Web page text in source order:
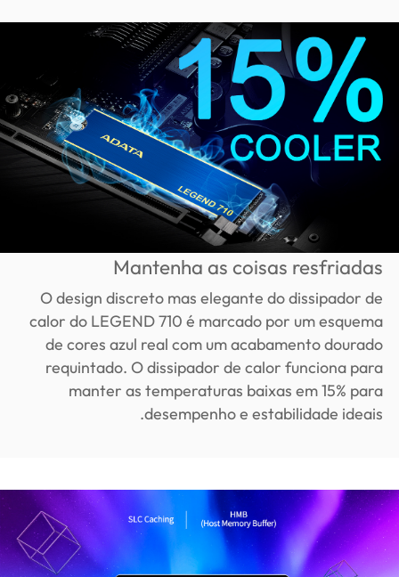
Mantenha as coisas resfriadas
O design discreto mas elegante do dissipador de
calor do LEGEND 710 é marcado por um esquema
de cores azul real com um acabamento dourado
requintado. O dissipador de calor funciona para
manter as temperaturas baixas em 15% para
desempenho e estabilidade ideais.